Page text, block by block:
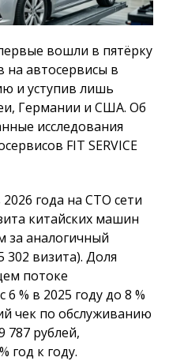
вошли в пятёрку
на автосервисы в
и уступив лишь
Германии и США. Об
исследования
FIT SERVICE
года на СТО сети
китайских машин
за аналогичный
визита). Доля
потоке
% в 2025 году до 8 %
чек по обслуживанию
787 рублей,
год к году.